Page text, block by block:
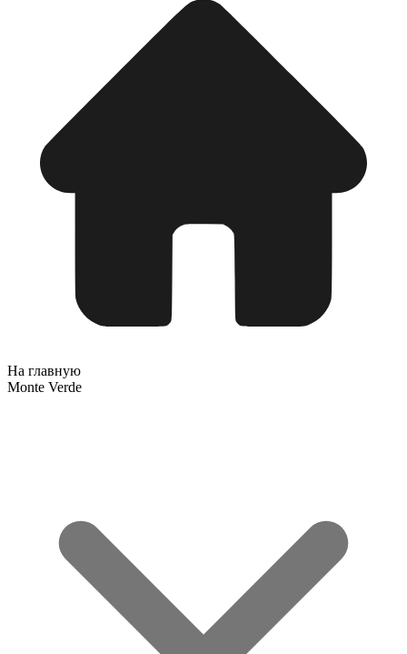
На главную
Monte Verde